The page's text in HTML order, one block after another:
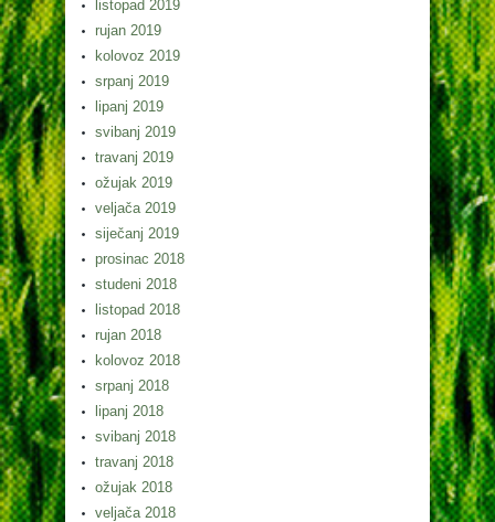
listopad 2019
rujan 2019
kolovoz 2019
srpanj 2019
lipanj 2019
svibanj 2019
travanj 2019
ožujak 2019
veljača 2019
siječanj 2019
prosinac 2018
studeni 2018
listopad 2018
rujan 2018
kolovoz 2018
srpanj 2018
lipanj 2018
svibanj 2018
travanj 2018
ožujak 2018
veljača 2018